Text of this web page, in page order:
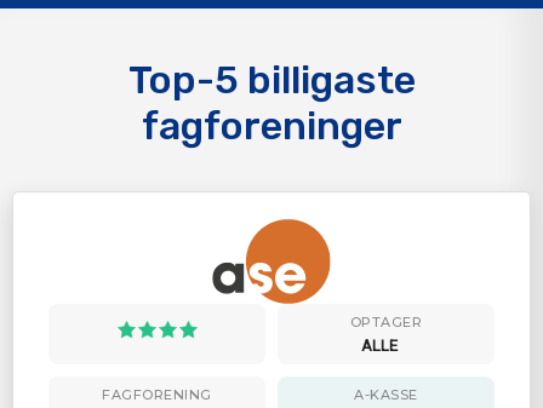
Top-5 billigaste
fagforeninger
OPTAGER
ALLE
FAGFORENING A-KASSE